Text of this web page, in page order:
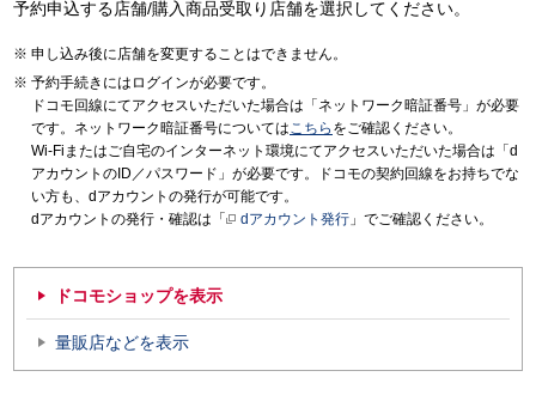
予約申込する店舗/購入商品受取り店舗を選択してください。
申し込み後に店舗を変更することはできません。
予約手続きにはログインが必要です。
ドコモ回線にてアクセスいただいた場合は「ネットワーク暗証番号」が必要
です。ネットワーク暗証番号についてはこちら をご確認ください。
Wi-Fiまたはご自宅のインターネット環境にてアクセスいただいた場合は「d
アカウントのID／パスワード」が必要です。ドコモの契約回線をお持ちでな
い方も、dアカウントの発行が可能です。
dアカウントの発行・確認は「
dアカウント発行 」でご確認ください。
ドコモショップを表示
量販店などを表示